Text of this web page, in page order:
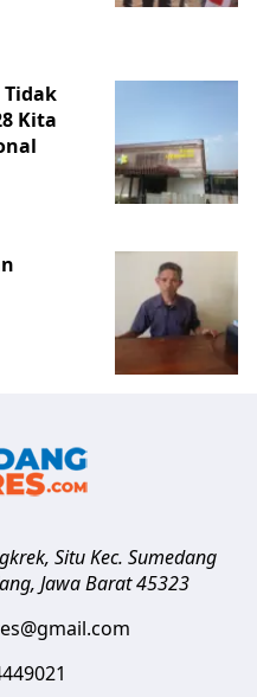
Tidak
Kita
Situ Kec. Sumedang
, Jawa Barat 45323